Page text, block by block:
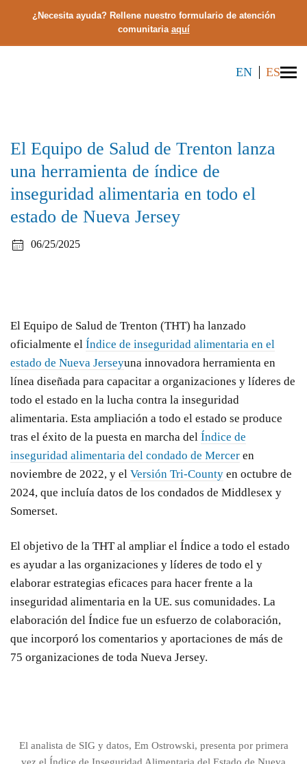
¿Necesita ayuda? Rellene nuestro formulario de atención
comunitaria aquí
EN ES
El Equipo de Salud de Trenton lanza
una herramienta de índice de
inseguridad alimentaria en todo el
estado de Nueva Jersey
06/25/2025
El Equipo de Salud de Trenton (THT) ha lanzado
oficialmente el Índice de inseguridad alimentaria en el
estado de Nueva Jerseyuna innovadora herramienta en
línea diseñada para capacitar a organizaciones y líderes de
todo el estado en la lucha contra la inseguridad
alimentaria. Esta ampliación a todo el estado se produce
tras el éxito de la puesta en marcha del Índice de
inseguridad alimentaria del condado de Mercer en
noviembre de 2022, y el Versión Tri-County en octubre de
2024, que incluía datos de los condados de Middlesex y
Somerset.
El objetivo de la THT al ampliar el Índice a todo el estado
es ayudar a las organizaciones y líderes de todo el y
elaborar estrategias eficaces para hacer frente a la
inseguridad alimentaria en la UE. sus comunidades. La
elaboración del Índice fue un esfuerzo de colaboración,
que incorporó los comentarios y aportaciones de más de
75 organizaciones de toda Nueva Jersey.
El analista de SIG y datos, Em Ostrowski, presenta por primera
vez el Índice de Inseguridad Alimentaria del Estado de Nueva